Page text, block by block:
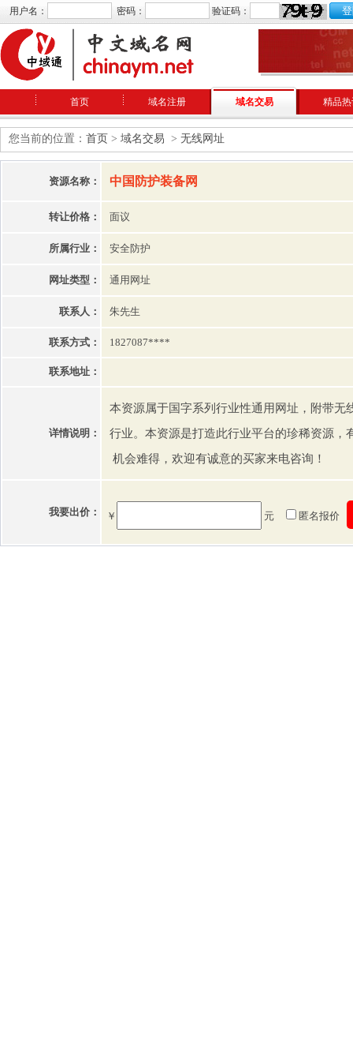
用户名： 密码： 验证码：
首页 域名注册 域名交易 精品
您当前的位置： 首页 > 域名交易 > 无线网址
资源名称： 中国防护装备网
转让价格： 面议
所属行业： 安全防护
网址类型： 通用网址
联系人： 朱先生
联系方式： 1827087****
联系地址：
详情说明：
本资源属于国字系列行业性通用网址，附带无
行业。本资源是打造此行业平台的珍稀资源，
机会难得，欢迎有诚意的买家来电咨询！
我要出价： ￥ 元 匿名报价